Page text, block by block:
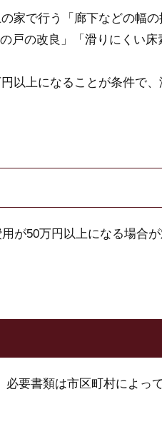
家で行う「廊下などの幅の
戸の改良」「滑りにくい床
以上になることが条件で、
が50万円以上になる場合
必要書類は市区町村によっ